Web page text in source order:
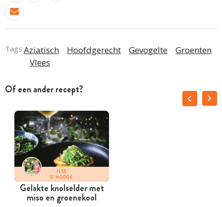
Tags:Aziatisch Hoofdgerecht Gevogelte
Groenten
Vlees
Of een ander recept?
ILSE
D'HOOGE
Gelakte knolselder met
miso en groenekool